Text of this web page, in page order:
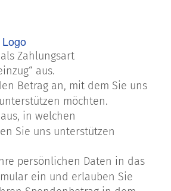
Zahlungsart
aus.
Betrag an, mit dem Sie uns
möchten.
in welchen
Sie uns unterstützen
persönlichen Daten in das
ein und erlauben Sie